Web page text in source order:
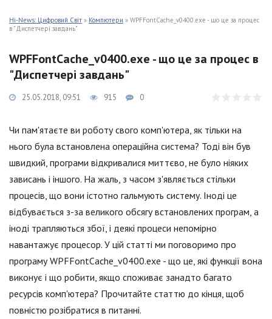
Hi-News: Цифровий Світ » Компютери » WPFFontCache_v0400.exe - що це за процес
в "Диспетчері завдань"
WPFFontCache_v0400.exe - що це за процес в
"Диспетчері завдань"
25.05.2018, 09:51 915 0
Чи пам'ятаєте ви роботу свого комп'ютера, як тільки на
нього була встановлена операційна система? Тоді він був
швидкий, програми відкривалися миттєво, не було ніяких
зависань і іншого. На жаль, з часом з'являється стільки
процесів, що вони істотно гальмують систему. Іноді це
відбувається з-за великого обсягу встановлених програм, а
іноді трапляються збої, і деякі процеси непомірно
навантажує процесор. У цій статті ми поговоримо про
програму WPFFontCache_v0400.exe - що це, які функції вона
виконує і що робити, якщо споживає занадто багато
ресурсів комп'ютера? Прочитайте статтю до кінця, щоб
повністю розібратися в питанні.